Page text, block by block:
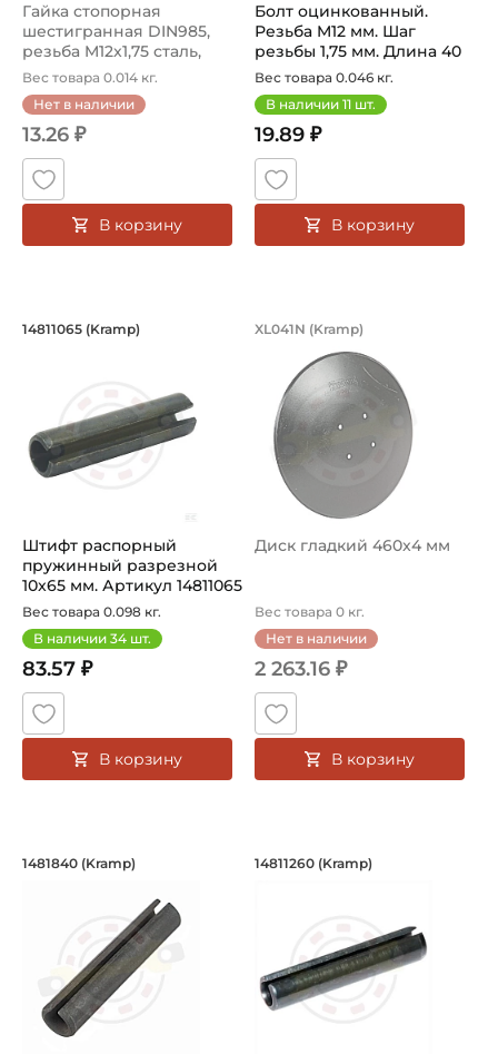
Гайка стопорная
шестигранная DIN985,
резьба M12x1,75 сталь,
оцинкованна...
Вес товара 0.014 кг.
Нет в наличии
13.26 ₽
В корзину
Болт оцинкованный.
Резьба M12 мм. Шаг
резьбы 1,75 мм. Длина 40
мм. Клас...
Вес товара 0.046 кг.
В наличии 11 шт.
19.89 ₽
В корзину
Штифт распорный пружинный
Штифт распорный пружинный разрезной 10×65 мм
14811065 (Kramp)
Штифт распорный
пружинный разрезной
10x65 мм. Артикул 14811065
(Kramp)
Вес товара 0.098 кг.
В наличии 34 шт.
83.57 ₽
В корзину
Диск гладкий
Диск гладкий XL041N -
XL041N (Kramp)
Диск гладкий 460x4 мм
Вес товара 0 кг.
Нет в наличии
2 263.16 ₽
В корзину
Штифт распорный пружинный
1481840 (Kramp) Штифт распорный
14811260 (Kramp)